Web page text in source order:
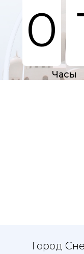
0
Часы
Город